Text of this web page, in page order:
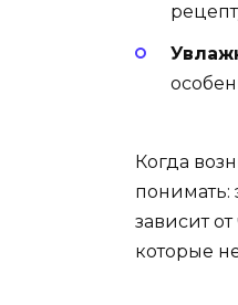
Когда
понимать:
зависит
которые